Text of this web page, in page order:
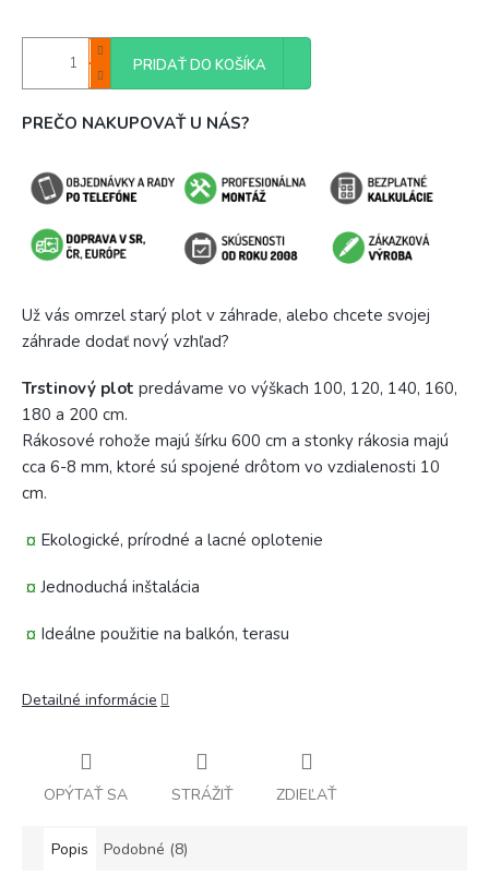
PRIDAŤ DO KOŠÍKA
PREČO NAKUPOVAŤ U NÁS?
Už vás omrzel starý plot v záhrade, alebo chcete svojej
záhrade dodať nový vzhľad?
Trstinový plot predávame vo výškach 100, 120, 140, 160,
180 a 200 cm.
Rákosové rohože majú šírku 600 cm a stonky rákosia majú
cca 6-8 mm, ktoré sú spojené drôtom vo vzdialenosti 10
cm.
¤ Ekologické, prírodné a lacné oplotenie
¤ Jednoduchá inštalácia
¤ Ideálne použitie na balkón, terasu
Detailné informácie
OPÝTAŤ SA STRÁŽIŤ ZDIEĽAŤ
Popis Podobné (8)